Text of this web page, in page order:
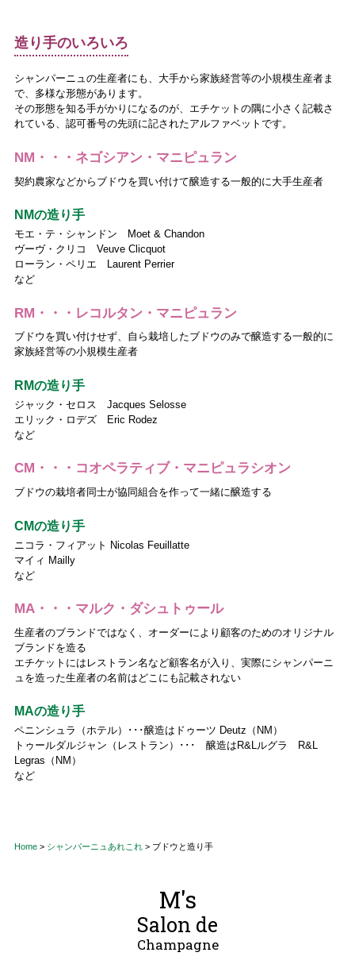
造り手のいろいろ
シャンパーニュの生産者にも、大手から家族経営等の小規模生産者ま
で、多様な形態があります。
その形態を知る手がかりになるのが、エチケットの隅に小さく記載さ
れている、認可番号の先頭に記されたアルファベットです。
NM・・・ネゴシアン・マニピュラン
契約農家などからブドウを買い付けて醸造する一般的に大手生産者
NMの造り手
モエ・テ・シャンドン Moet & Chandon
ヴーヴ・クリコ Veuve Clicquot
ローラン・ペリエ Laurent Perrier
など
RM・・・レコルタン・マニピュラン
ブドウを買い付けせず、自ら栽培したブドウのみで醸造する一般的に
家族経営等の小規模生産者
RMの造り手
ジャック・セロス Jacques Selosse
エリック・ロデズ Eric Rodez
など
CM・・・コオペラティブ・マニピュラシオン
ブドウの栽培者同士が協同組合を作って一緒に醸造する
CMの造り手
ニコラ・フィアット Nicolas Feuillatte
マイィ Mailly
など
MA・・・マルク・ダシュトゥール
生産者のブランドではなく、オーダーにより顧客のためのオリジナル
ブランドを造る
エチケットにはレストラン名など顧客名が入り、実際にシャンパーニ
ュを造った生産者の名前はどこにも記載されない
MAの造り手
ペニンシュラ（ホテル）･･･醸造はドゥーツ Deutz（NM）
トゥールダルジャン（レストラン）･･･ 醸造はR&Lルグラ R&L
Legras（NM）
など
Home> シャンパーニュあれこれ> ブドウと造り手
M's
Salon de
Champagne